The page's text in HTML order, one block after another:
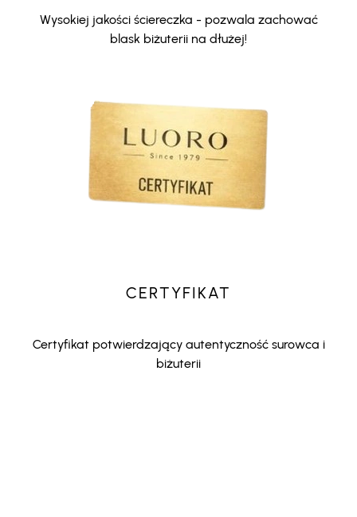
Wysokiej jakości ściereczka - pozwala zachować
blask biżuterii na dłużej!
CERTYFIKAT
Certyfikat potwierdzający autentyczność surowca i
biżuterii